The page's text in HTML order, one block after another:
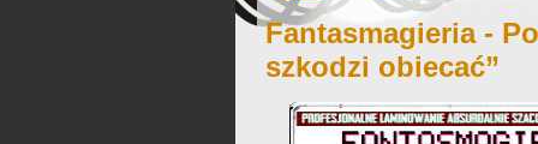
Fantasmagieria -
szkodzi obiecać”